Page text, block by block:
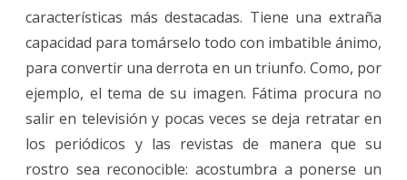
características más destacadas. Tiene una extraña
capacidad para tomárselo todo con imbatible ánimo,
para convertir una derrota en un triunfo. Como, por
ejemplo, el tema de su imagen. Fátima procura no
salir en televisión y pocas veces se deja retratar en
los periódicos y las revistas de manera que su
rostro sea reconocible: acostumbra a ponerse un